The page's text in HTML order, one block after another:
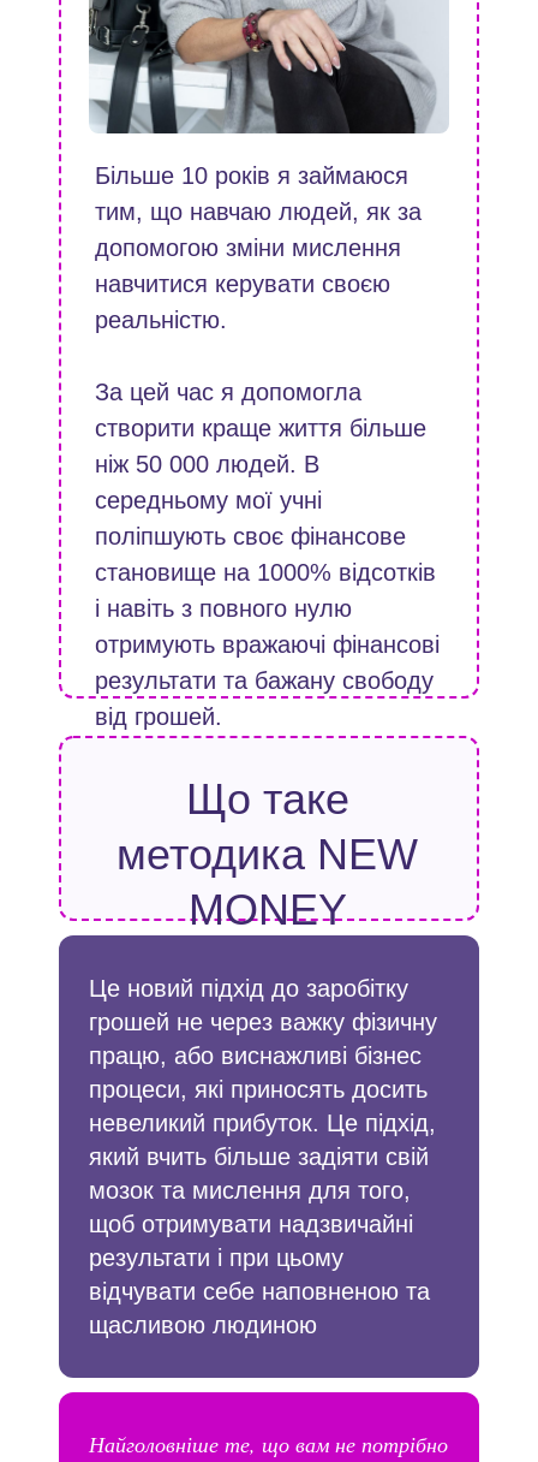
Більше 10 років я займаюся
тим, що навчаю людей, як за
допомогою зміни мислення
навчитися керувати своєю
реальністю.
За цей час я допомогла
створити краще життя більше
ніж 50 000 людей. В
середньому мої учні
поліпшують своє фінансове
становище на 1000% відсотків
і навіть з повного нулю
отримують вражаючі фінансові
результати та бажану свободу
від грошей.
Що таке
методика NEW
MONEY
Це новий підхід до заробітку
грошей не через важку фізичну
працю, або виснажливі бізнес
процеси, які приносять досить
невеликий прибуток. Це підхід,
який вчить більше задіяти свій
мозок та мислення для того,
щоб отримувати надзвичайні
результати і при цьому
відчувати себе наповненою та
щасливою людиною
Найголовніше те, що вам не потрібно